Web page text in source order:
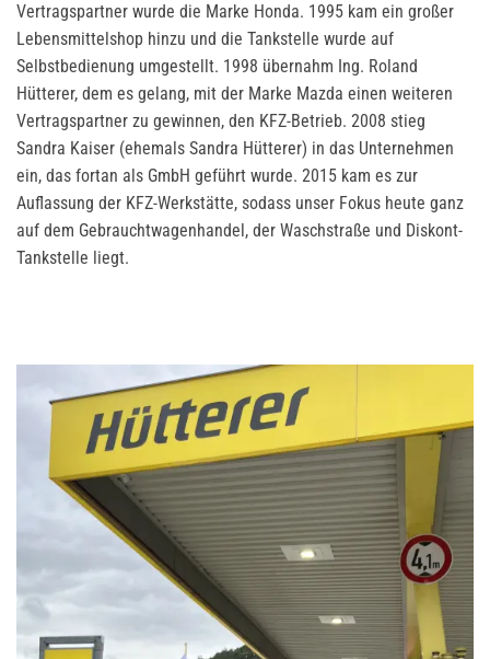
Vertragspartner wurde die Marke Honda. 1995 kam ein großer
Lebensmittelshop hinzu und die Tankstelle wurde auf
Selbstbedienung umgestellt. 1998 übernahm Ing. Roland
Hütterer, dem es gelang, mit der Marke Mazda einen weiteren
Vertragspartner zu gewinnen, den KFZ-Betrieb. 2008 stieg
Sandra Kaiser (ehemals Sandra Hütterer) in das Unternehmen
ein, das fortan als GmbH geführt wurde. 2015 kam es zur
Auflassung der KFZ-Werkstätte, sodass unser Fokus heute ganz
auf dem Gebrauchtwagenhandel, der Waschstraße und Diskont-
Tankstelle liegt.